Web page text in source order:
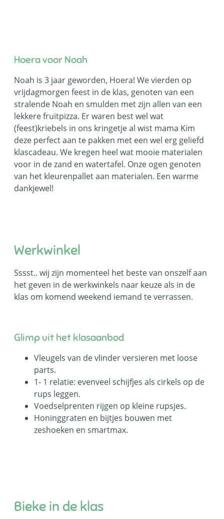
Hoera voor Noah
Noah is 3 jaar geworden, Hoera! We vierden op
vrijdagmorgen feest in de klas, genoten van een
stralende Noah en smulden met zijn allen van een
lekkere fruitpizza. Er waren best wel wat
(feest)kriebels in ons kringetje al wist mama Kim
deze perfect aan te pakken met een wel erg geliefd
klascadeau. We kregen heel wat mooie materialen
voor in de zand en watertafel. Onze ogen genoten
van het kleurenpallet aan materialen. Een warme
dankjewel!
Werkwinkel
Sssst.. wij zijn momenteel het beste van onszelf aan
het geven in de werkwinkels naar keuze als in de
klas om komend weekend iemand te verrassen.
Glimp uit het klasaanbod
Vleugels van de vlinder versieren met loose
parts.
1- 1 relatie: evenveel schijfjes als cirkels op de
rups leggen.
Voedselprenten rijgen op kleine rupsjes.
Honinggraten en bijtjes bouwen met
zeshoeken en smartmax.
Bieke in de klas